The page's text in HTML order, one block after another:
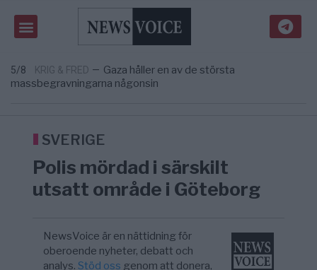
2/8 MIDDLE EAST
Pentagon: US Capacity to Fight Iran is
Wearing Down
OPINION
Elsa Widding: Risken att dras in i krig
5/8 KRIG & FRED — Gaza håller en av de största
massbegravningarna någonsin
om amerikansk påverkan
Wearing Down
18:51 OPINION — Elsa Widding: Risken att dras in i krig
borde avgöra all utrikespolitik
SVERIGE
Polis mördad i särskilt
utsatt område i Göteborg
NewsVoice är en nättidning för
oberoende nyheter, debatt och
analys.Stöd oss genom att donera,